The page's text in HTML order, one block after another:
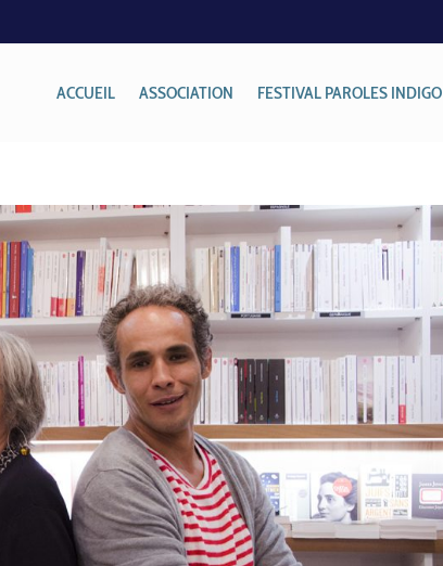
ACCUEIL ASSOCIATION FESTIVAL PAROLES INDIGO